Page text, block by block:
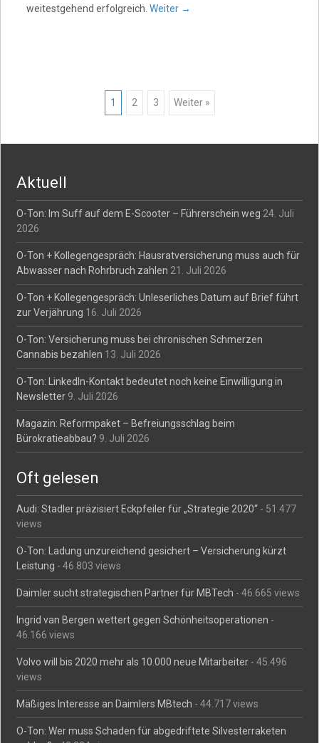
weitestgehend erfolgreich. Weiter →
navigation
1 2 3 Weiter »
Aktuell
O-Ton: Im Suff auf dem E-Scooter – Führerschein weg 24. Juli
2026
O-Ton + Kollegengespräch: Hausratversicherung muss auch für
Abwasser nach Rohrbruch zahlen 21. Juli 2026
O-Ton + Kollegengespräch: Unleserliches Datum auf Brief führt
zur Verjährung 16. Juli 2026
O-Ton: Versicherung muss bei chronischen Schmerzen
Cannabis bezahlen 13. Juli 2026
O-Ton: LinkedIn-Kontakt bedeutet noch keine Einwilligung in
Newsletter 9. Juli 2026
Magazin: Reformpaket – Befreiungsschlag beim
Bürokratieabbau? 9. Juli 2026
Oft gelesen
Audi: Stadler präzisiert Eckpfeiler für „Strategie 2020“ - 51.477
views
O-Ton: Ladung unzureichend gesichert – Versicherung kürzt
Leistung - 46.803 views
Daimler sucht strategischen Partner für MBTech - 46.665 views
Ingrid van Bergen wettert gegen Schönheitsoperationen -
46.166 views
Volvo will bis 2020 mehr als 10.000 neue Mitarbeiter - 45.496
views
Mäßiges Interesse an Daimlers MBtech - 44.717 views
O-Ton: Wer muss Schaden für abgedriftete Silvesterraketen